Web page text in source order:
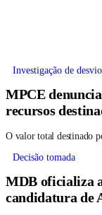
Investigação de
MPCE
recursos
O valor total destinado
Decisão tomada
MDB oficializa
candidatura de